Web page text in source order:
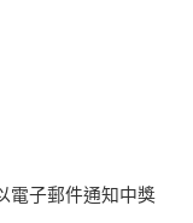
電子郵件通知中獎